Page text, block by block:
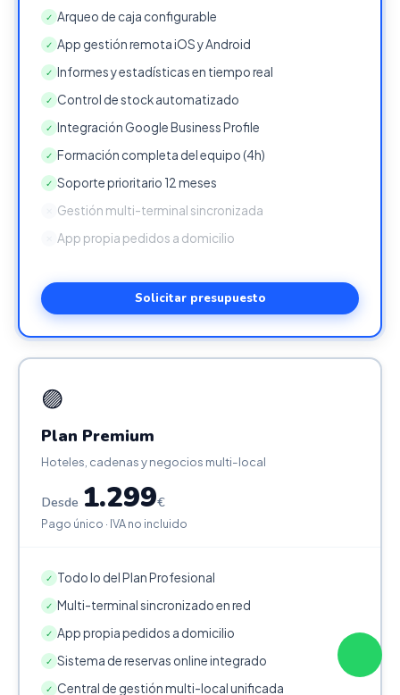
✓ Arqueo de caja configurable
✓ App gestión remota iOS y Android
✓ Informes y estadísticas en tiempo real
✓ Control de stock automatizado
✓ Integración Google Business Profile
✓ Formación completa del equipo (4h)
✓ Soporte prioritario 12 meses
Gestión multi-terminal sincronizada
App propia pedidos a domicilio
Solicitar presupuesto
🟣
Plan Premium
Hoteles, cadenas y negocios multi-local
Desde 1.299€
Pago único · IVA no incluido
✓ Todo lo del Plan Profesional
✓ Multi-terminal sincronizado en red
✓ App propia pedidos a domicilio
✓ Sistema de reservas online integrado
✓ Central de gestión multi-local unificada